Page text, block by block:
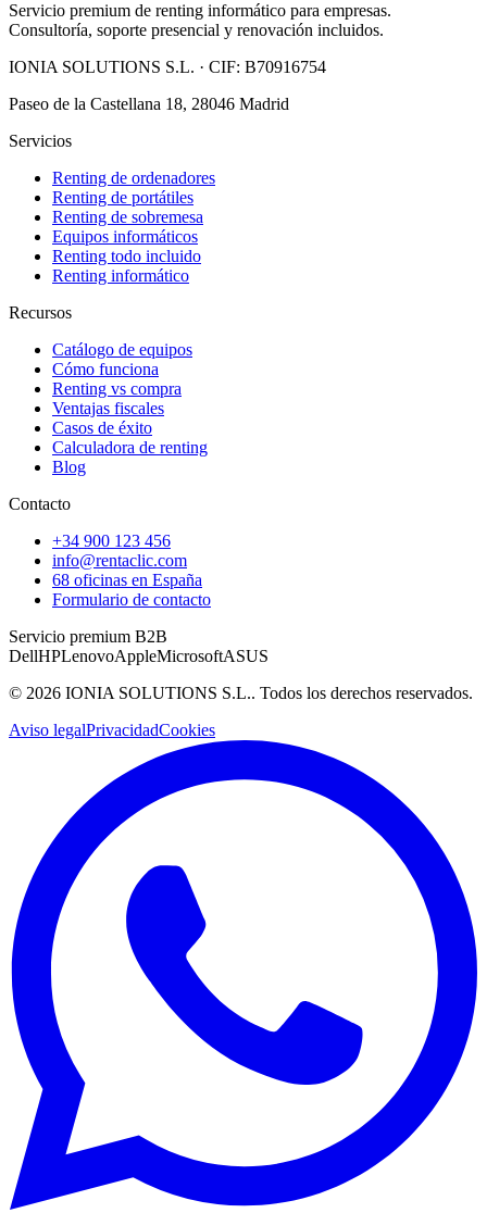
Servicio premium de renting informático para empresas.
Consultoría, soporte presencial y renovación incluidos.
IONIA SOLUTIONS S.L. · CIF: B70916754
Paseo de la Castellana 18, 28046 Madrid
Servicios
Renting de ordenadores
Renting de portátiles
Renting de sobremesa
Equipos informáticos
Renting todo incluido
Renting informático
Recursos
Catálogo de equipos
Cómo funciona
Renting vs compra
Ventajas fiscales
Casos de éxito
Calculadora de renting
Blog
Contacto
+34 900 123 456
info@rentaclic.com
68 oficinas en España
Formulario de contacto
Servicio premium B2B
DellHPLenovoAppleMicrosoftASUS
© 2026 IONIA SOLUTIONS S.L.. Todos los derechos reservados.
Aviso legalPrivacidadCookies